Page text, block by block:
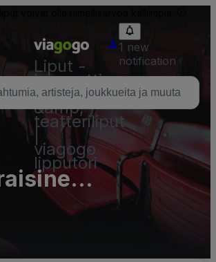
Liput -
konsertti,
urheilu
&amp;
teatteriliput
viagogo
lipputori
1 new
notification